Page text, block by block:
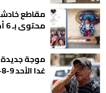
مقاطع
محتوى بـ 6 أكتوبر | فيديو
موجة
غدا الأحد 9-8-2026